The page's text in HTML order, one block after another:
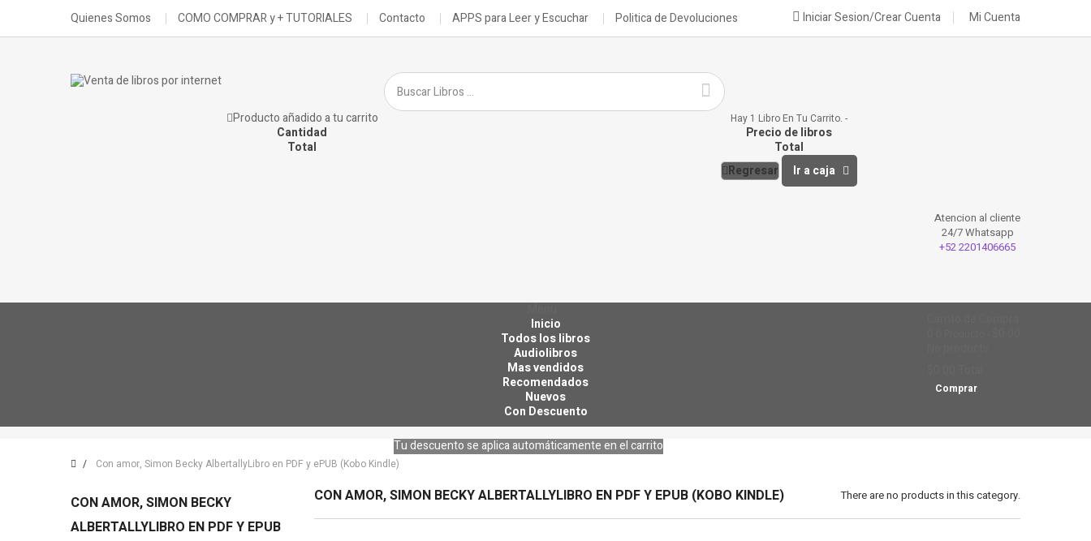
Quienes Somos COMO COMPRAR y + TUTORIALES Contacto APPS para Leer y Escuchar Politica de Devoluciones Mi Cuenta
Iniciar Sesion/Crear Cuenta
Comprar
Producto añadido a tu carrito
Cantidad
Total
Hay 1 Libro En Tu Carrito.
Precio de libros
Total
Regresar
Ir a caja
Atencion al cliente
24/7 Whatsapp
+52 2201406665
Inicio
Todos los libros
Audiolibros
Mas vendidos
Recomendados
Nuevos
Con Descuento
Tu descuento se aplica automáticamente en el carrito
Con amor, Simon Becky AlbertallyLibro en PDF y ePUB (Kobo Kindle)
CON AMOR, SIMON BECKY
ALBERTALLYLIBRO EN PDF Y EPUB
CON AMOR, SIMON BECKY ALBERTALLYLIBRO EN PDF Y EPUB (KOBO KINDLE) There are no products in this category.